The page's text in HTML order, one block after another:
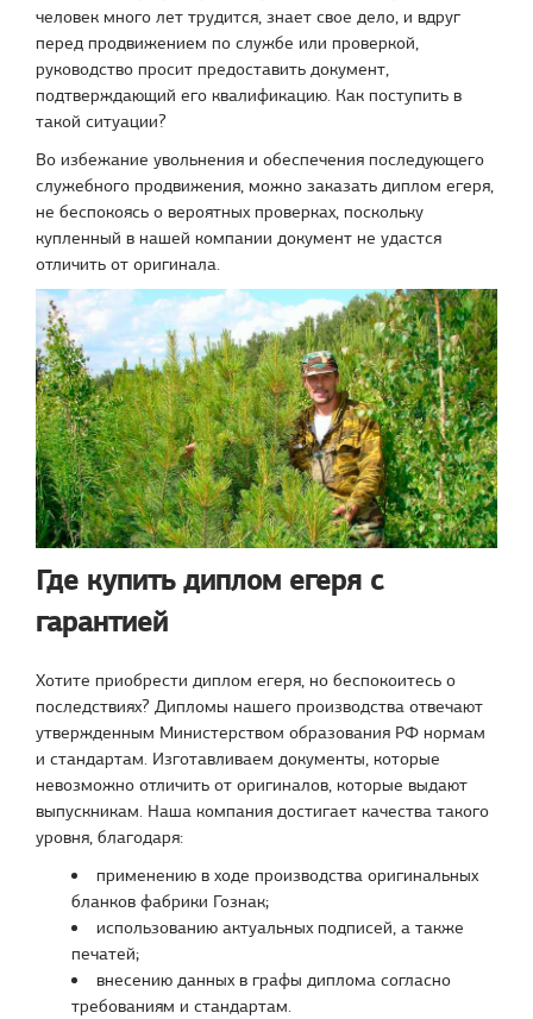
человек много лет трудится, знает свое дело, и вдруг
перед продвижением по службе или проверкой,
руководство просит предоставить документ,
подтверждающий его квалификацию. Как поступить в
такой ситуации?
Во избежание увольнения и обеспечения последующего
служебного продвижения, можно заказать диплом егеря,
не беспокоясь о вероятных проверках, поскольку
купленный в нашей компании документ не удастся
отличить от оригинала.
Где купить диплом егеря с
гарантией
Хотите приобрести диплом егеря, но беспокоитесь о
последствиях? Дипломы нашего производства отвечают
утвержденным Министерством образования РФ нормам
и стандартам. Изготавливаем документы, которые
невозможно отличить от оригиналов, которые выдают
выпускникам. Наша компания достигает качества такого
уровня, благодаря:
применению в ходе производства оригинальных
бланков фабрики Гознак;
использованию актуальных подписей, а также
печатей;
внесению данных в графы диплома согласно
требованиям и стандартам.